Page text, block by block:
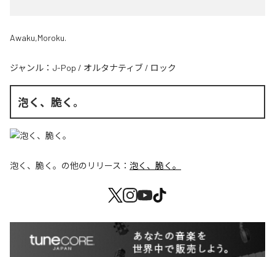
Awaku,Moroku.
ジャンル： J-Pop / オルタナティブ / ロック
泡く、脆く。
泡く、脆く。 の他のリリース： 泡く、脆く。